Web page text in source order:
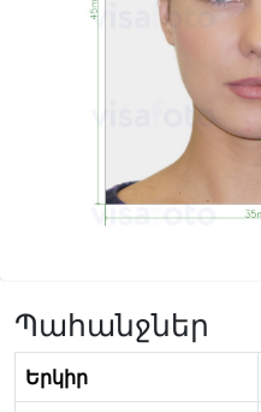
Պահանջներ
Երկիր